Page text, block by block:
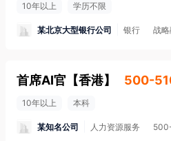
10年以上 学历不限
某北京大型银行公司 银行 战
首席AI官 【香港】 500-
10年以上 本科
某知名公司 人力资源服务